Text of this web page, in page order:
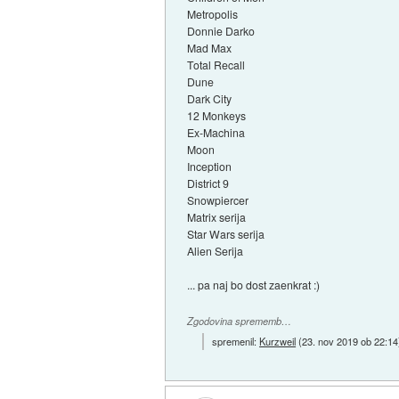
Metropolis
Donnie Darko
Mad Max
Total Recall
Dune
Dark City
12 Monkeys
Ex-Machina
Moon
Inception
District 9
Snowpiercer
Matrix serija
Star Wars serija
Alien Serija
... pa naj bo dost zaenkrat :)
Zgodovina sprememb…
spremenil:Kurzweil(23. nov 2019 ob 22:14